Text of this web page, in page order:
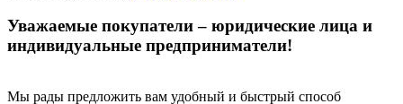
Уважаемые покупатели – юридические лица и
индивидуальные предприниматели!
Мы рады предложить вам удобный и быстрый способ